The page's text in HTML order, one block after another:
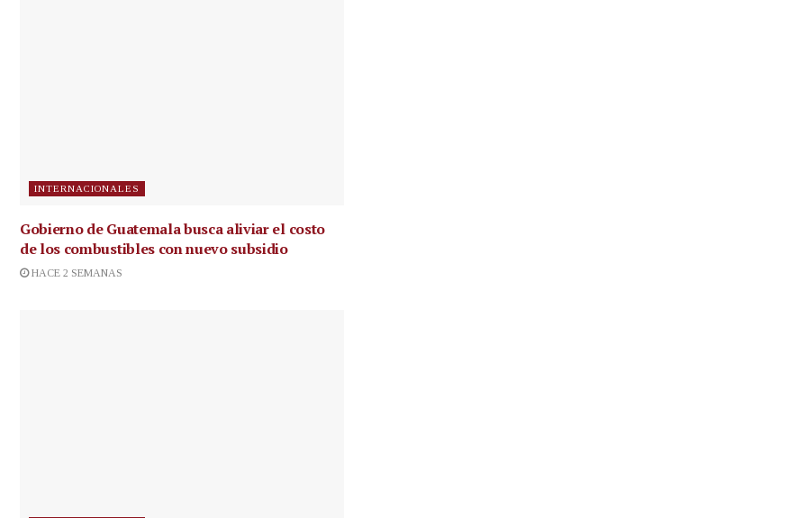
INTERNACIONALES
Gobierno de Guatemala busca aliviar el costo
de los combustibles con nuevo subsidio
HACE 2 SEMANAS